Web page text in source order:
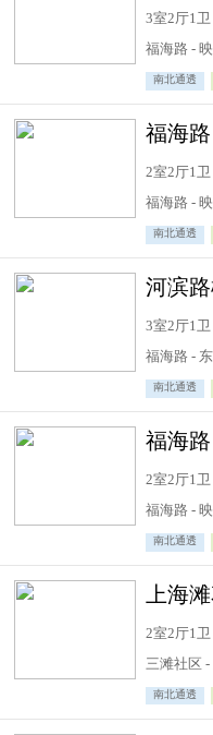
3室2厅1卫
福海路 -
南北通透
2室2厅1
福海路 -
南北通透
3室2厅1卫
福海路 -
南北通透
2室2厅1
福海路 -
南北通透
2室2厅1
三滩社区
南北通透